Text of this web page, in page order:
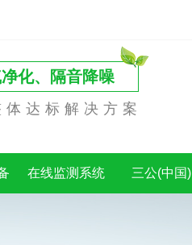
化、隔音降噪
达标解决方案
在线监测系统 三公(中国)